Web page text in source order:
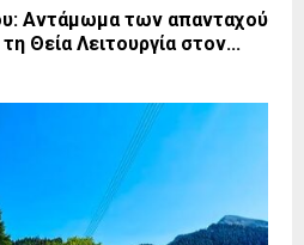
Αντάμωμα των απανταχού
Θεία Λειτουργία στον...